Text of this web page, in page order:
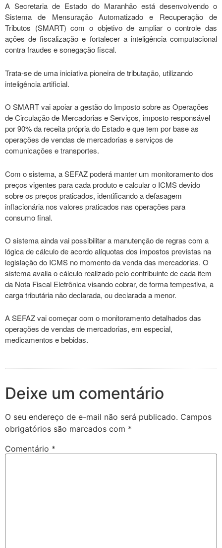
A Secretaria de Estado do Maranhão está desenvolvendo o
Sistema de Mensuração Automatizado e Recuperação de
Tributos (SMART) com o objetivo de ampliar o controle das
ações de fiscalização e fortalecer a inteligência computacional
contra fraudes e sonegação fiscal.
Trata-se de uma iniciativa pioneira de tributação, utilizando
inteligência artificial.
O SMART vai apoiar a gestão do Imposto sobre as Operações
de Circulação de Mercadorias e Serviços, imposto responsável
por 90% da receita própria do Estado e que tem por base as
operações de vendas de mercadorias e serviços de
comunicações e transportes.
Com o sistema, a SEFAZ poderá manter um monitoramento dos
preços vigentes para cada produto e calcular o ICMS devido
sobre os preços praticados, identificando a defasagem
inflacionária nos valores praticados nas operações para
consumo final.
O sistema ainda vai possibilitar a manutenção de regras com a
lógica de cálculo de acordo alíquotas dos impostos previstas na
legislação do ICMS no momento da venda das mercadorias. O
sistema avalia o cálculo realizado pelo contribuinte de cada item
da Nota Fiscal Eletrônica visando cobrar, de forma tempestiva, a
carga tributária não declarada, ou declarada a menor.
A SEFAZ vai começar com o monitoramento detalhados das
operações de vendas de mercadorias, em especial,
medicamentos e bebidas.
Deixe um comentário
O seu endereço de e-mail não será publicado. Campos
obrigatórios são marcados com *
Comentário *